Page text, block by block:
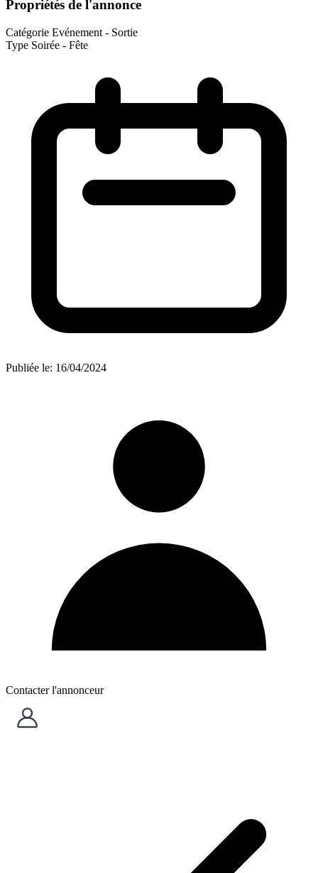
Propriétés de l'annonce
Catégorie Evénement - Sortie
Type Soirée - Fête
Publiée le: 16/04/2024
Contacter l'annonceur